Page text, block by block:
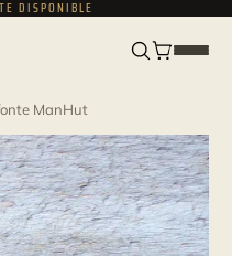
DISPONIBLE
ManHut